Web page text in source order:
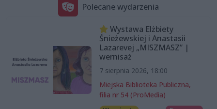
Polecane wydarzenia
Wystawa Elżbiety
Śnieżewskiej i Anastasii
Lazarevej „MISZMASZ” |
wernisaż
7 sierpnia 2026, 18:00
Miejska Biblioteka Publiczna,
filia nr 54 (ProMedia)